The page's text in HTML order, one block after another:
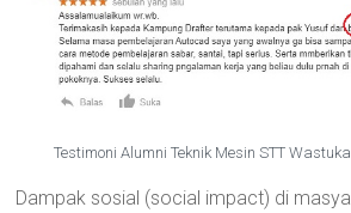
Testimoni Alumni Teknik Mesin STT
Dampak sosial (social impact) di